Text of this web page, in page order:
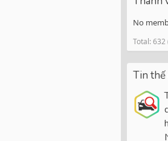
No
Total:
Tin thế